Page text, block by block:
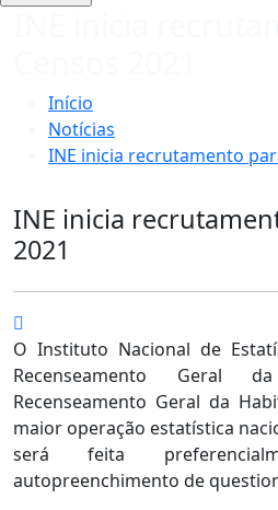
Início
Notícias
INE inicia recrutamento
INE inicia
2021
O Instituto Nacional de
Recenseamento Geral
Recenseamento Geral da
maior operação estatística
será feita
autopreenchimento de